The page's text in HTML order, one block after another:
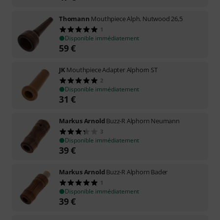
Thomann Mouthpiece Alph. Nutwood 26,5
1
Disponible immédiatement
59€
JK Mouthpiece Adapter Alphorn ST
2
Disponible immédiatement
31 €
Markus Arnold Buzz-R Alphorn Neumann
3
Disponible immédiatement
39€
Markus Arnold Buzz-R Alphorn Bader
1
Disponible immédiatement
39€